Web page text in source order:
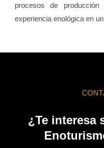
procesos de
experiencia enológica en
¿Te interesa